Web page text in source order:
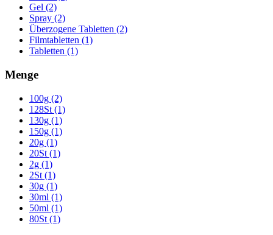
Gel (2)
Spray (2)
Überzogene Tabletten (2)
Filmtabletten (1)
Tabletten (1)
Menge
100g (2)
128St (1)
130g (1)
150g (1)
20g (1)
20St (1)
2g (1)
2St (1)
30g (1)
30ml (1)
50ml (1)
80St (1)